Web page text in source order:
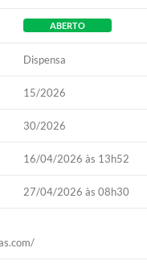
ABERTO
Dispensa
15/2026
30/2026
16/04/2026 às 13h52
27/04/2026 às 08h30